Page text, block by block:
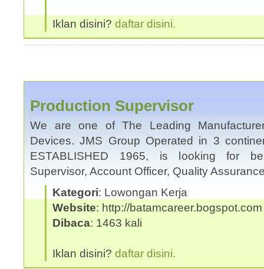
Iklan disini? daftar disini.
Production Supervisor
We are one of The Leading
Devices. JMS Group Operated in 3
ESTABLISHED 1965, is looking for
Supervisor, Account Officer, Quality
Kategori: Lowongan Kerja
Website: http://batamcareer.bogspot.com
Dibaca: 1463 kali
Iklan disini? daftar disini.